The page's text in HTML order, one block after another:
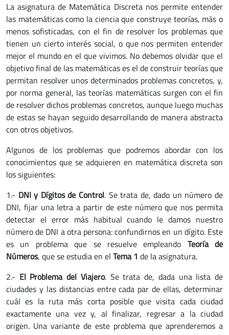
La asignatura de Matemática Discreta nos permite entender
las matemáticas como la ciencia que construye teorías, más o
menos sofisticadas, con el fin de resolver los problemas que
tienen un cierto interés social, o que nos permiten entender
mejor el mundo en el que vivimos. No debemos olvidar que el
objetivo final de las matemáticas es el de construir teorías que
permitan resolver unos determinados problemas concretos, y,
por norma general, las teorías matemáticas surgen con el fin
de resolver dichos problemas concretos, aunque luego muchas
de estas se hayan seguido desarrollando de manera abstracta
con otros objetivos.
Algunos de los problemas que podremos abordar con los
conocimientos que se adquieren en matemática discreta son
los siguientes:
1.- DNI y Dígitos de Control. Se trata de, dado un número de
DNI, fijar una letra a partir de este número que nos permita
detectar el error más habitual cuando le damos nuestro
número de DNI a otra persona: confundirnos en un dígito. Este
es un problema que se resuelve empleando Teoría de
Números, que se estudia en el Tema 1 de la asignatura.
2.- El Problema del Viajero. Se trata de, dada una lista de
ciudades y las distancias entre cada par de ellas, determinar
cuál es la ruta más corta posible que visita cada ciudad
exactamente una vez y, al finalizar, regresar a la ciudad
origen. Una variante de este problema que aprenderemos a